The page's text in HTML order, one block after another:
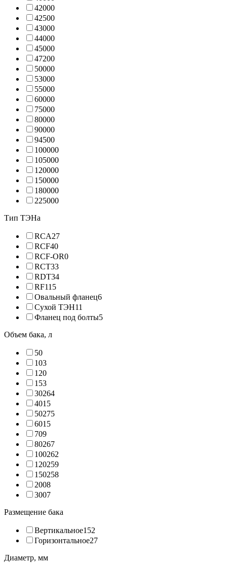
42000
42500
43000
44000
45000
47200
50000
53000
55000
60000
75000
80000
90000
94500
100000
105000
120000
150000
180000
225000
Тип ТЭНа
RCA27
RCF40
RCF-OR0
RCT33
RDT34
RF115
Овальный фланец6
Сухой ТЭН11
Фланец под болты5
Объем бака, л
50
103
120
153
30264
4015
50275
6015
709
80267
100262
120259
150258
2008
3007
Размещение бака
Вертикальное152
Горизонтальное27
Диаметр, мм